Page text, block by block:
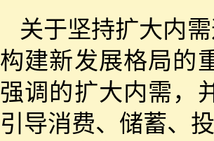
关于坚持扩大内
构建新发展格局的
强调的扩大内需，
引导消费、储蓄、